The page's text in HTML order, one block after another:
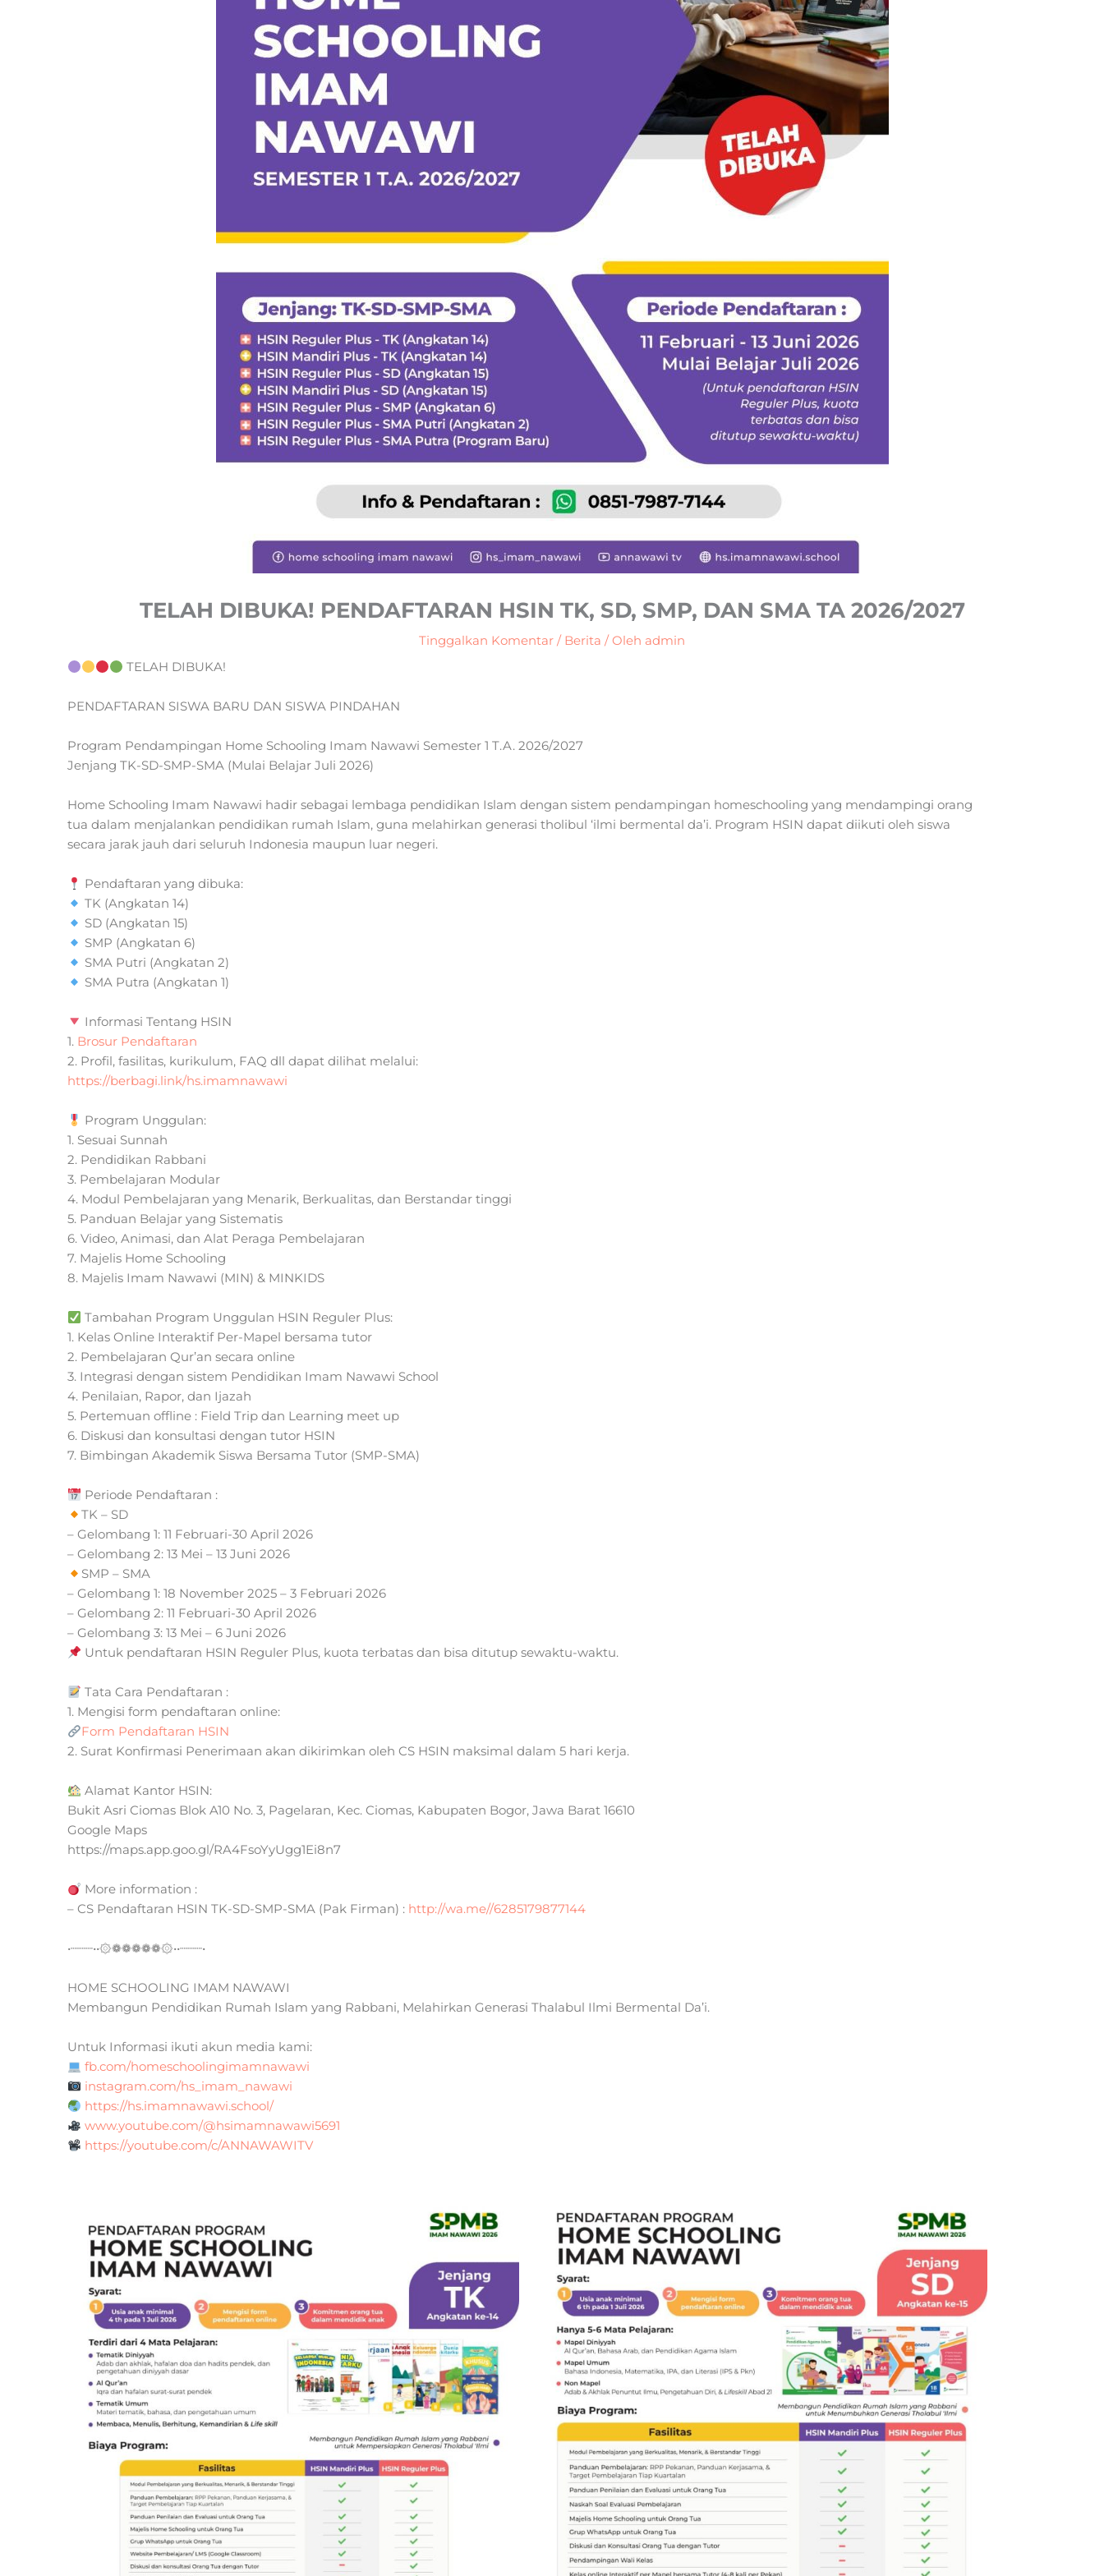
TELAH DIBUKA! PENDAFTARAN HSIN TK, SD, SMP, DAN SMA TA 2026/2027
Tinggalkan Komentar / Berita / Oleh admin
TELAH DIBUKA!
PENDAFTARAN SISWA BARU DAN SISWA PINDAHAN
Program Pendampingan Home Schooling Imam Nawawi Semester 1 T.A. 2026/2027
Jenjang TK-SD-SMP-SMA (Mulai Belajar Juli 2026)
Home Schooling Imam Nawawi hadir sebagai lembaga pendidikan Islam dengan sistem pendampingan homeschooling yang mendampingi orang
tua dalam menjalankan pendidikan rumah Islam, guna melahirkan generasi tholibul ‘ilmi bermental da’i. Program HSIN dapat diikuti oleh siswa
secara jarak jauh dari seluruh Indonesia maupun luar negeri.
Pendaftaran yang dibuka:
TK (Angkatan 14)
SD (Angkatan 15)
SMP (Angkatan 6)
SMA Putri (Angkatan 2)
SMA Putra (Angkatan 1)
Informasi Tentang HSIN
1. Brosur Pendaftaran
2. Profil, fasilitas, kurikulum, FAQ dll dapat dilihat melalui:
https://berbagi.link/hs.imamnawawi
Program Unggulan:
1. Sesuai Sunnah
2. Pendidikan Rabbani
3. Pembelajaran Modular
4. Modul Pembelajaran yang Menarik, Berkualitas, dan Berstandar tinggi
5. Panduan Belajar yang Sistematis
6. Video, Animasi, dan Alat Peraga Pembelajaran
7. Majelis Home Schooling
8. Majelis Imam Nawawi (MIN) & MINKIDS
Tambahan Program Unggulan HSIN Reguler Plus:
1. Kelas Online Interaktif Per-Mapel bersama tutor
2. Pembelajaran Qur’an secara online
3. Integrasi dengan sistem Pendidikan Imam Nawawi School
4. Penilaian, Rapor, dan Ijazah
5. Pertemuan offline : Field Trip dan Learning meet up
6. Diskusi dan konsultasi dengan tutor HSIN
7. Bimbingan Akademik Siswa Bersama Tutor (SMP-SMA)
Periode Pendaftaran :
TK – SD
– Gelombang 1: 11 Februari-30 April 2026
– Gelombang 2: 13 Mei – 13 Juni 2026
SMP – SMA
– Gelombang 1: 18 November 2025 – 3 Februari 2026
– Gelombang 2: 11 Februari-30 April 2026
– Gelombang 3: 13 Mei – 6 Juni 2026
Untuk pendaftaran HSIN Reguler Plus, kuota terbatas dan bisa ditutup sewaktu-waktu.
Tata Cara Pendaftaran :
1. Mengisi form pendaftaran online:
Form Pendaftaran HSIN
2. Surat Konfirmasi Penerimaan akan dikirimkan oleh CS HSIN maksimal dalam 5 hari kerja.
Alamat Kantor HSIN:
Bukit Asri Ciomas Blok A10 No. 3, Pagelaran, Kec. Ciomas, Kabupaten Bogor, Jawa Barat 16610
Google Maps
https://maps.app.goo.gl/RA4FsoYyUgg1Ei8n7
More information :
– CS Pendaftaran HSIN TK-SD-SMP-SMA (Pak Firman) : http://wa.me//6285179877144
•┈┈┈••۞❁❁❁❁❁۞••┈┈┈•
HOME SCHOOLING IMAM NAWAWI
Membangun Pendidikan Rumah Islam yang Rabbani, Melahirkan Generasi Thalabul Ilmi Bermental Da’i.
Untuk Informasi ikuti akun media kami:
fb.com/homeschoolingimamnawawi
instagram.com/hs_imam_nawawi
https://hs.imamnawawi.school/
www.youtube.com/@hsimamnawawi5691
https://youtube.com/c/ANNAWAWITV